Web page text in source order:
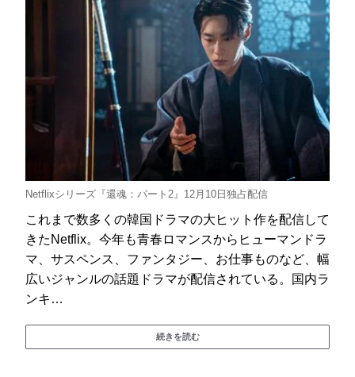
Netflixシリーズ『還魂：パート2』12月10日独占配信
これまで数多くの韓国ドラマの大ヒット作を配信して
きたNetflix。今年も青春ロマンスからヒューマンドラ
マ、サスペンス、ファンタジー、お仕事ものなど、幅
広いジャンルの話題ドラマが配信されている。国内ラ
ンキ…
続きを読む